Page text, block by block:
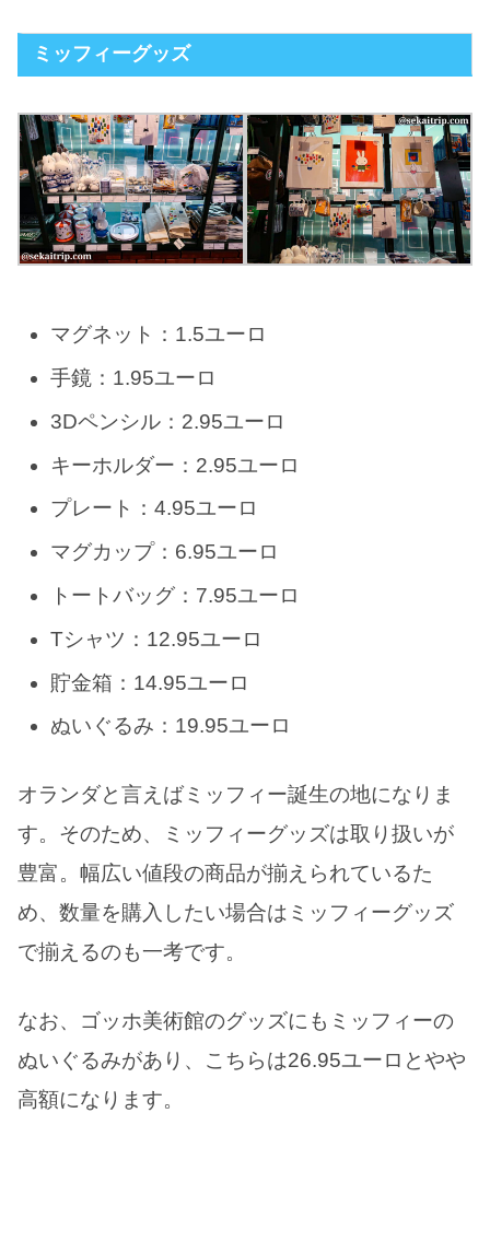
ミッフィーグッズ
マグネット：1.5ユーロ
手鏡：1.95ユーロ
3Dペンシル：2.95ユーロ
キーホルダー：2.95ユーロ
プレート：4.95ユーロ
マグカップ：6.95ユーロ
トートバッグ：7.95ユーロ
Tシャツ：12.95ユーロ
貯金箱：14.95ユーロ
ぬいぐるみ：19.95ユーロ
オランダと言えばミッフィー誕生の地になりま
す。そのため、ミッフィーグッズは取り扱いが
豊富。幅広い値段の商品が揃えられているた
め、数量を購入したい場合はミッフィーグッズ
で揃えるのも一考です。
なお、ゴッホ美術館のグッズにもミッフィーの
ぬいぐるみがあり、こちらは26.95ユーロとやや
高額になります。